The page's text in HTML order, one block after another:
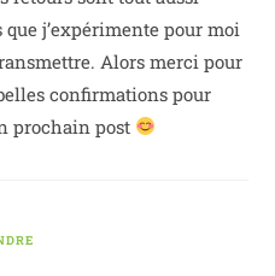
j’expérimente pour moi
Alors merci pour
confirmations pour
prochain post